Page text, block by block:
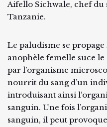
Aifello Sichwale, chef du
Tanzanie.
Le paludisme se
anophèle femelle suce
par l’organisme
nourrit du sang d’un
introduisant ainsi
sanguin. Une fois
sanguin, il peut